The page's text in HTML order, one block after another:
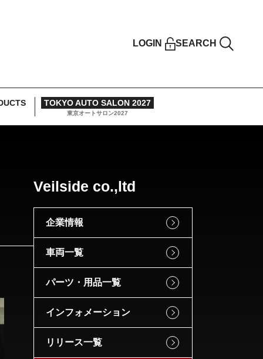
LOGIN SEARCH
TOKYO AUTO SALON 2027
東京オートサロン2027
Veilside co.,ltd
企業情報
車両一覧
パーツ・用品一覧
インフォメーション
リリース一覧